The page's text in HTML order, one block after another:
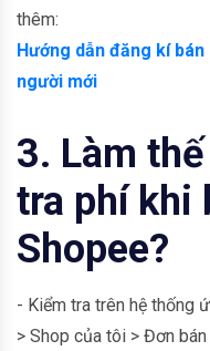
thêm:
Hướng dẫn đăng kí
người mới
3. Làm
tra phí khi
Shopee?
- Kiểm tra trên hệ thống
> Shop của tôi > Đơn